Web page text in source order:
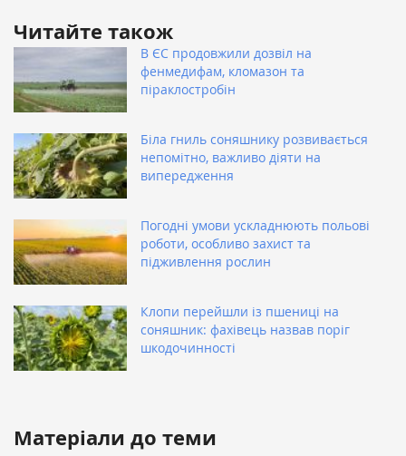
Читайте також
В ЄС продовжили дозвіл на
фенмедифам, кломазон та
піраклостробін
Біла гниль соняшнику розвивається
непомітно, важливо діяти на
випередження
Погодні умови ускладнюють польові
роботи, особливо захист та
підживлення рослин
Клопи перейшли із пшениці на
соняшник: фахівець назвав поріг
шкодочинності
Матеріали до теми